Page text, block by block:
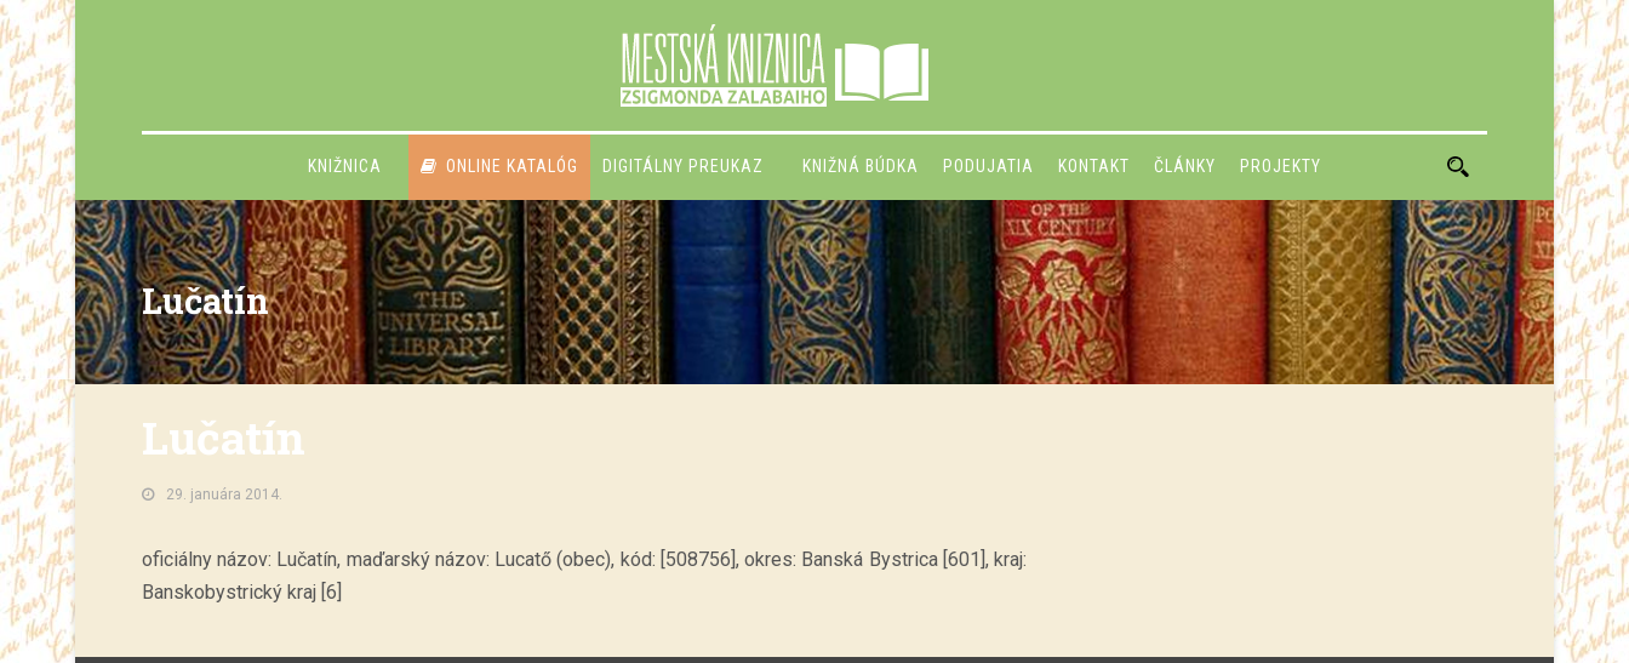
KNIŽNICA ONLINE KATALÓG DIGITÁLNY PREUKAZ KNIŽNÁ BÚDKA PODUJATIA KONTAKT ČLÁNKY PROJEKTY
Lučatín
Lučatín
29. januára 2014.
oficiálny názov: Lučatín, maďarský názov: Lucatő (obec), kód: [508756], okres: Banská Bystrica [601], kraj:
Banskobystrický kraj [6]